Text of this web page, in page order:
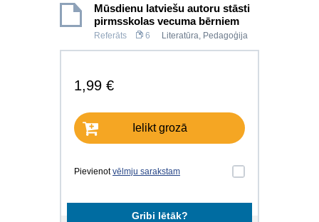
Mūsdienu latviešu autoru stāsti
pirmsskolas vecuma bērniem
Referāts 6 Literatūra, Pedagoģija
1,99 €
Ielikt grozā
Pievienotvēlmju sarakstam
Gribi lētāk?